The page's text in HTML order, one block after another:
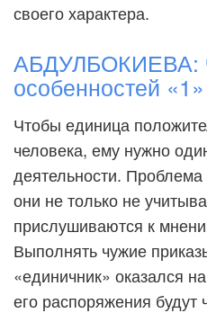
своего характера.
АБДУЛБОКИЕВА:
особенностей «1»
Чтобы единица
человека, ему нужно
деятельности.
они не только не
прислушиваются к
Выполнять чужие
«единичник» оказался
его распоряжения